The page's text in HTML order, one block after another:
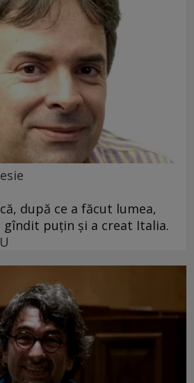
după ce a făcut lumea,
gîndit puțin și a creat Italia.